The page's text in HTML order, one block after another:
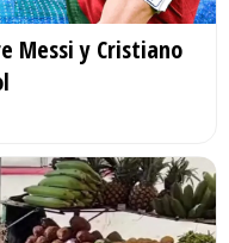
Messi y Cristiano